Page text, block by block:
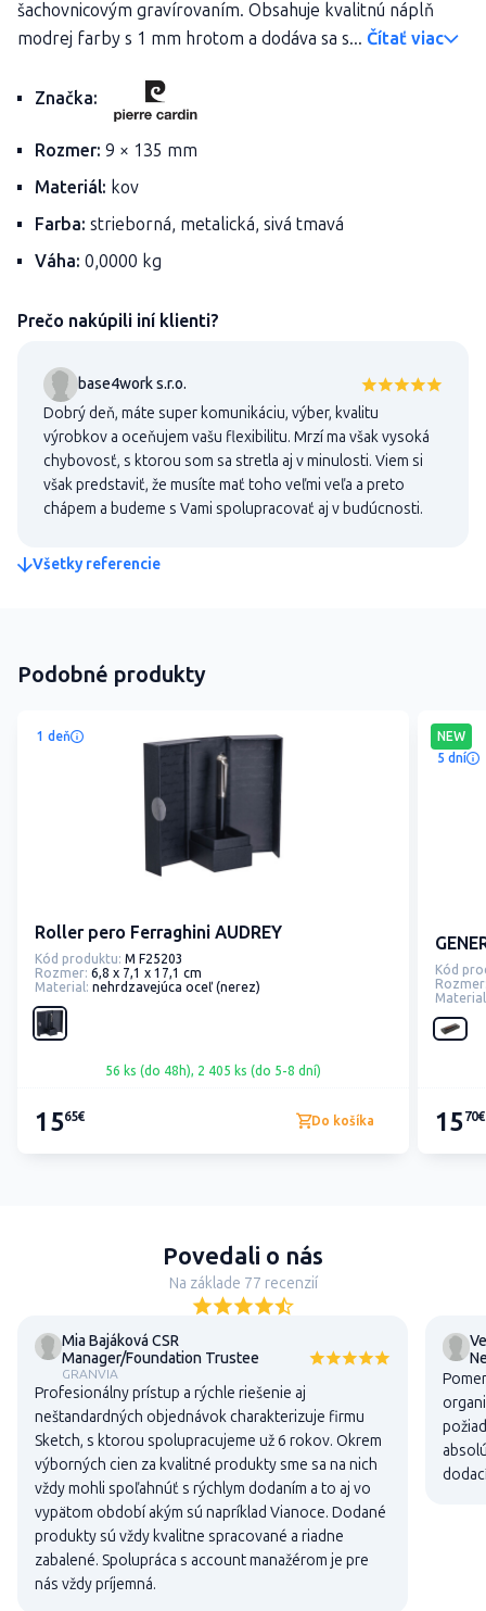
šachovnicovým gravírovaním. Obsahuje kvalitnú náplň
modrej farby s 1 mm hrotom a dodáva sa s... Čítať viac
Značka:
Rozmer: 9 × 135 mm
Materiál: kov
Farba: strieborná, metalická, sivá tmavá
Váha: 0,0000 kg
Prečo nakúpili iní klienti?
base4work s.r.o.
Dobrý deň, máte super komunikáciu, výber, kvalitu
výrobkov a oceňujem vašu flexibilitu. Mrzí ma však vysoká
chybovosť, s ktorou som sa stretla aj v minulosti. Viem si
však predstaviť, že musíte mať toho veľmi veľa a preto
chápem a budeme s Vami spolupracovať aj v budúcnosti.
Všetky referencie
Podobné produkty
1 deň
Roller pero Ferraghini AUDREY
Kód produktu: M F25203
Rozmer: 6,8 x 7,1 x 17,1 cm
Material: nehrdzavejúca oceľ (nerez)
56 ks (do 48h), 2 405 ks (do 5-8 dní)
1565€ Do košíka
NEW
5 dní
Kód
1570€
Povedali o nás
Na základe 77 recenzií
Mia Bajáková CSR
Manager/Foundation Trustee
GRANVIA
Profesionálny prístup a rýchle riešenie aj
neštandardných objednávok charakterizuje firmu
Sketch, s ktorou spolupracujeme už 6 rokov. Okrem
výborných cien za kvalitné produkty sme sa na nich
vždy mohli spoľahnúť s rýchlym dodaním a to aj vo
vypätom období akým sú napríklad Vianoce. Dodané
produkty sú vždy kvalitne spracované a riadne
zabalené. Spolupráca s account manažérom je pre
nás vždy príjemná.